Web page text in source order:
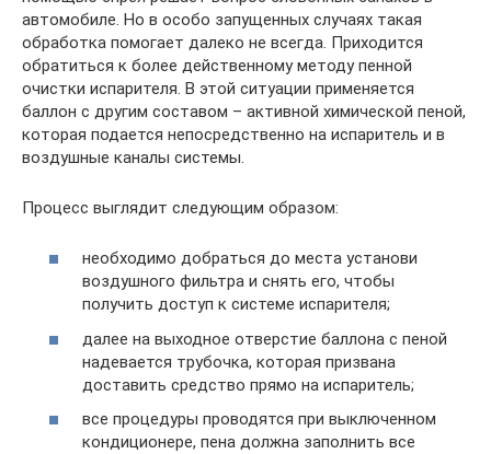
автомобиле. Но в особо запущенных случаях такая
обработка помогает далеко не всегда. Приходится
обратиться к более действенному методу пенной
очистки испарителя. В этой ситуации применяется
баллон с другим составом – активной химической пеной,
которая подается непосредственно на испаритель и в
воздушные каналы системы.
Процесс выглядит следующим образом:
необходимо добраться до места установи
воздушного фильтра и снять его, чтобы
получить доступ к системе испарителя;
далее на выходное отверстие баллона с пеной
надевается трубочка, которая призвана
доставить средство прямо на испаритель;
все процедуры проводятся при выключенном
кондиционере, пена должна заполнить все